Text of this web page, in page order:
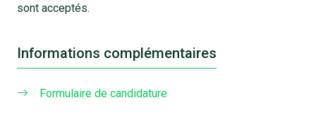
sont acceptés.
Informations complémentaires
Formulaire de candidature